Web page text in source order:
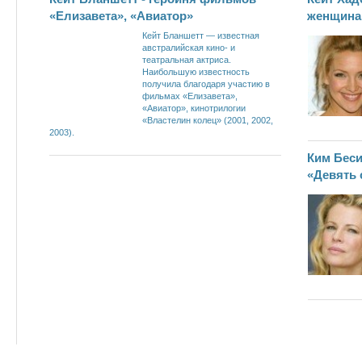
«Елизавета», «Авиатор»
Кейт Бланшетт — известная
австралийская кино- и
театральная актриса.
Наибольшую известность
получила благодаря участию в
фильмах «Елизавета»,
«Авиатор», кинотрилогии
«Властелин колец» (2001, 2002,
2003).
Ким
«Девять